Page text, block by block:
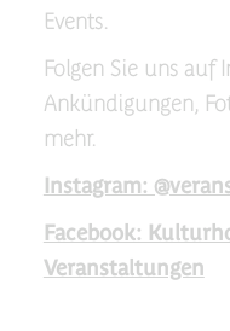
Events.
Folgen Sie uns auf
Ankündigungen,
mehr.
Instagram:
Facebook:
Veranstaltungen